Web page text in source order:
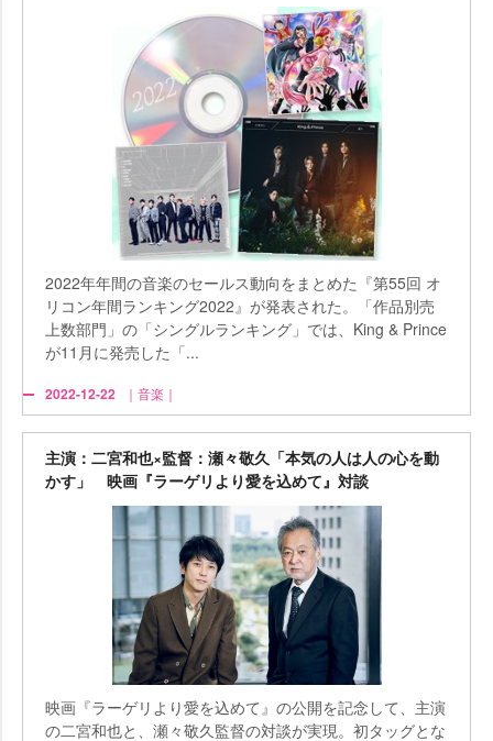
2022年年間の音楽のセールス動向をまとめた『第55回 オ
リコン年間ランキング2022』が発表された。「作品別売
上数部門」の「シングルランキング」では、King & Prince
が11月に発売した「...
2022-12-22 ｜音楽｜
主演：二宮和也×監督：瀬々敬久「本気の人は人の心を動
かす」 映画『ラーゲリより愛を込めて』対談
映画『ラーゲリより愛を込めて』の公開を記念して、主演
の二宮和也と、瀬々敬久監督の対談が実現。初タッグとな